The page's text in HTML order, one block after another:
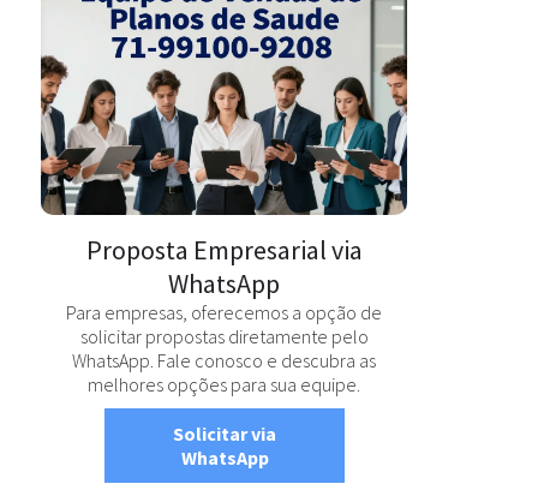
Proposta Empresarial via
WhatsApp
Para empresas, oferecemos a opção de
solicitar propostas diretamente pelo
WhatsApp. Fale conosco e descubra as
melhores opções para sua equipe.
Solicitar via
WhatsApp